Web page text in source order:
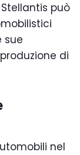
può
sue
di
nel